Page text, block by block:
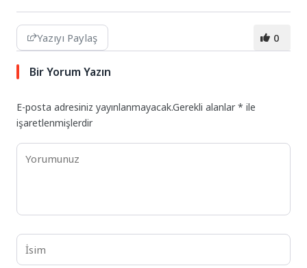
Yazıyı Paylaş 0
Bir Yorum Yazın
E-posta adresiniz yayınlanmayacak.Gerekli alanlar* ile
işaretlenmişlerdir